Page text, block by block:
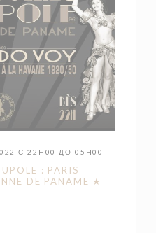
С 22H00 ДО 05H00
: PARIS
DE PANAME ★